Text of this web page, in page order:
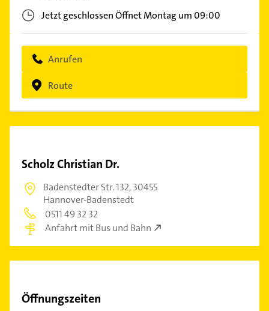
Jetzt geschlossenÖffnet Montag um 09:00
Anrufen
Route
Scholz Christian Dr.
Badenstedter Str. 132,30455
Hannover-Badenstedt
0511 49 32 32
Anfahrt mit Bus und Bahn
Öffnungszeiten